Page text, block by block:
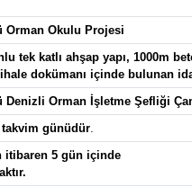
Orman Okulu Projesi
tek katlı ahşap yapı, 1000m
ihale dokümanı içinde bulunan
Orman İşletme Şefliği
takvim günüdür.
itibaren 5 gün içinde